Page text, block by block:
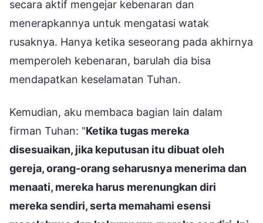
secara aktif mengejar kebenaran dan
menerapkannya untuk mengatasi watak
rusaknya. Hanya ketika seseorang pada akhirnya
memperoleh kebenaran, barulah dia bisa
mendapatkan keselamatan Tuhan.
Kemudian, aku membaca bagian lain dalam
firman Tuhan: "Ketika tugas mereka
disesuaikan, jika keputusan itu dibuat oleh
gereja, orang-orang seharusnya menerima dan
menaati, mereka harus merenungkan diri
mereka sendiri, serta memahami esensi